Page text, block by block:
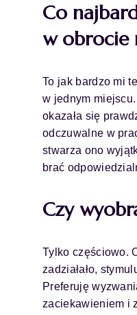
Co
w obrocie
To jak bardzo mi
w jednym
okazała się
odczuwalne w
stwarza ono
brać
Czy
Tylko częściowo.
zadziałało,
Preferuję
zaciekawieniem i